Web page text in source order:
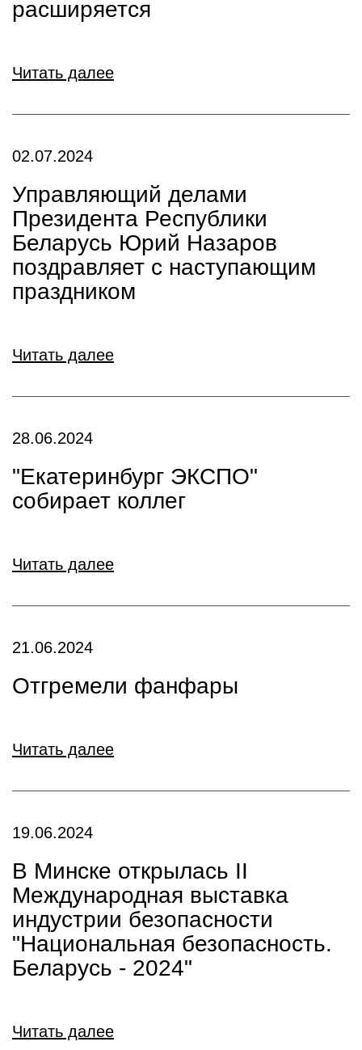
расширяется
Читать далее
02.07.2024
Управляющий делами
Президента Республики
Беларусь Юрий Назаров
поздравляет с наступающим
праздником
Читать далее
28.06.2024
"Екатеринбург ЭКСПО"
собирает коллег
Читать далее
21.06.2024
Отгремели фанфары
Читать далее
19.06.2024
В Минске открылась II
Международная выставка
индустрии безопасности
"Национальная безопасность.
Беларусь - 2024"
Читать далее